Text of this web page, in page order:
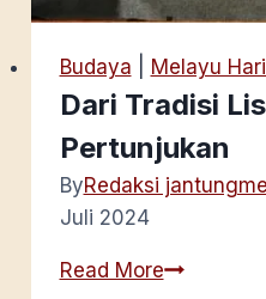
Budaya Melayu
Dari Tradisi
Pertunjukan
ByRedaksi
Juli 2024
Read MoreDari